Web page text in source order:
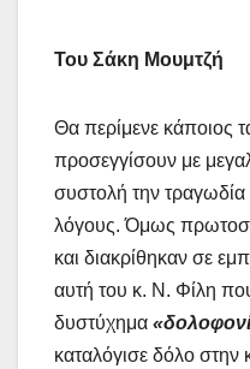
Του Σάκη Μουμτζή
Θα περίμενε κάποιος
προσεγγίσουν με
συστολή την
λόγους. Όμως
και διακρίθηκαν σε
αυτή του κ. Ν. Φίλη
δυστύχημα
καταλόγισε δόλο στην